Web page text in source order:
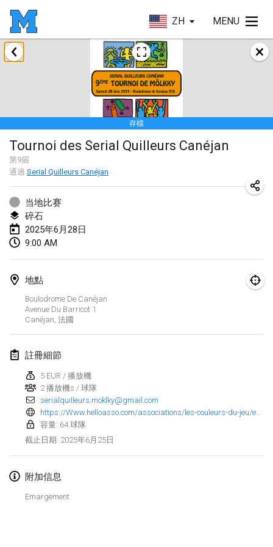
ZH MENU
存檔
Tournoi des Serial Quilleurs Canéjan
第9届
通過 Serial Quilleurs Canéjan
当地比赛
碎石
2025年6月28日
9:00 AM
地點
Boulodrome De Canéjan
Avenue Du Barricot 1
Canéjan 法國
註冊細節
5 EUR / 播放機
2 播放機s / 球隊
serialquilleurs.moklky@gmail.com
容量: 64 球隊
截止日期: 2025年6月25日
附加信息
Emargement
2025年1月
Tournoi Mixte ASPTTOM
2025年1月18日|法國
Indoor Polish Open 2025 - Singles
2025年1月18日|波蘭
Tournoi de St Max
2025年1月19日|法國
Indoor Polish Open 2025 - Doubles
2025年1月19日
Tournoi de Mölkky - Lesfous Dubâtonvaigeois
2025年1月25日
2025年2月
US Mölkky Winter
2025年2月7日
Open des vendanges tardives
2025年2月8日|
Indoor de la CASAS
2025年2月15日 |法國
2025年2月15日